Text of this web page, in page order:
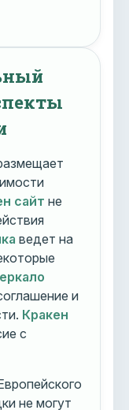
сайт не
ведет на
и
Кракен
с
не могут